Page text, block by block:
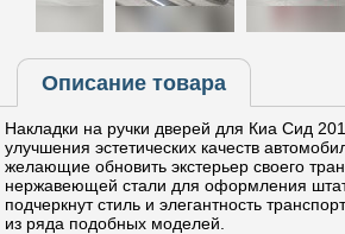
Описание товара
Накладки на ручки дверей для Киа Сид
улучшения эстетических качеств
желающие обновить экстерьер своего
нержавеющей стали для оформления
подчеркнут стиль и элегантность
из ряда подобных моделей.